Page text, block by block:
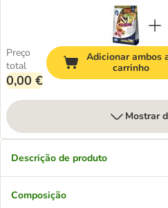
Preço
total
0,00 €
Adicionar ambos
carrinho
Mostrar
Descrição de produto
Composição